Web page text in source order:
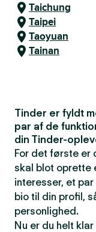
Taichung
Taipei
Taoyuan
Tainan
Tinder er fyldt
par af de
din Tinder-
For det første er
skal blot oprette
interesser, et
bio til din profil,
personlighed.
Nu er du helt